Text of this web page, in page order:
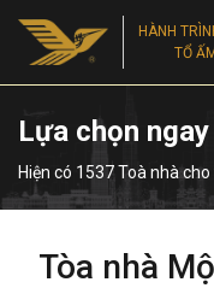
HÀNH
TỔ
Lựa chọn
Hiện có 1537 Toà nhà
Tòa nhà